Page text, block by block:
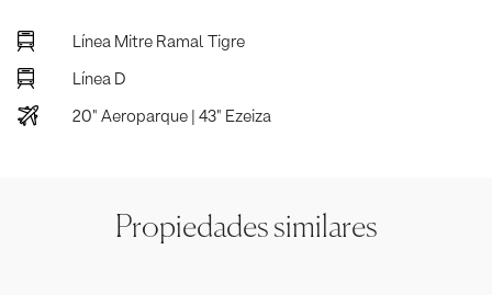
Línea Mitre Ramal Tigre
Línea D
20" Aeroparque | 43" Ezeiza
Propiedades similares